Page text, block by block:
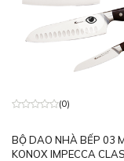
(0)
BỘ DAO NHÀ BẾP 03
KONOX IMPECCA